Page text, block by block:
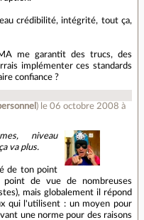
crédibilité, intégrité, tout ça,
me garantit des trucs, des
implémenter ces standards
confiance ?
) le 06 octobre 2008 à
niveau
va plus.
de ton point
de vue de nombreuses
mais globalement il répond
qui l'utilisent : un moyen pour
une norme pour des raisons